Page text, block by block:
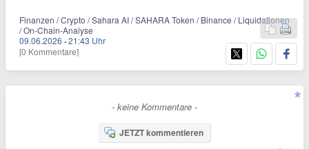
Finanzen / Crypto / Sahara AI / SAHARA Token / Binance / Liquidationen
/ On-Chain-Analyse
09.06.2026 ·21:43 Uhr
[0 Kommentare]
- keine Kommentare -
JETZT kommentieren